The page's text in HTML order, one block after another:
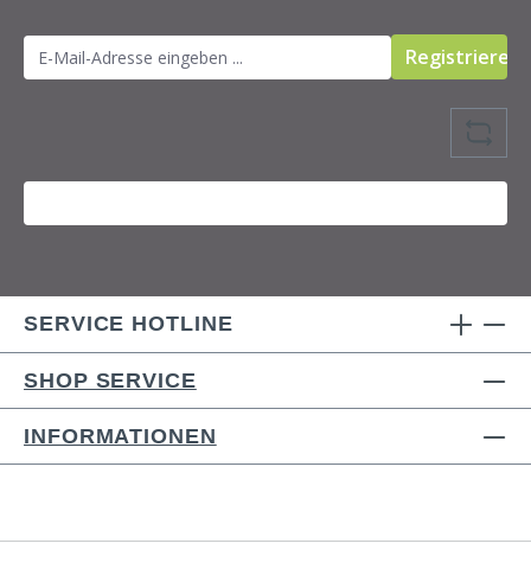
Registrieren
SERVICE HOTLINE
SHOP SERVICE
INFORMATIONEN